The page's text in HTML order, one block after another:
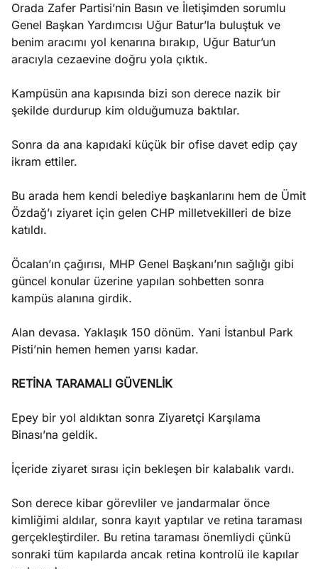
Orada Zafer Partisi’nin Basın ve İletişimden sorumlu
Genel Başkan Yardımcısı Uğur Batur’la buluştuk ve
benim aracımı yol kenarına bırakıp, Uğur Batur’un
aracıyla cezaevine doğru yola çıktık.
Kampüsün ana kapısında bizi son derece nazik bir
şekilde durdurup kim olduğumuza baktılar.
Sonra da ana kapıdaki küçük bir ofise davet edip çay
ikram ettiler.
Bu arada hem kendi belediye başkanlarını hem de Ümit
Özdağ’ı ziyaret için gelen CHP milletvekilleri de bize
katıldı.
Öcalan’ın çağırısı, MHP Genel Başkanı’nın sağlığı gibi
güncel konular üzerine yapılan sohbetten sonra
kampüs alanına girdik.
Alan devasa. Yaklaşık 150 dönüm. Yani İstanbul Park
Pisti’nin hemen hemen yarısı kadar.
RETİNA TARAMALI GÜVENLİK
Epey bir yol aldıktan sonra Ziyaretçi Karşılama
Binası’na geldik.
İçeride ziyaret sırası için bekleşen bir kalabalık vardı.
Son derece kibar görevliler ve jandarmalar önce
kimliğimi aldılar, sonra kayıt yaptılar ve retina taraması
gerçekleştirdiler. Bu retina taraması önemliydi çünkü
sonraki tüm kapılarda ancak retina kontrolü ile kapılar